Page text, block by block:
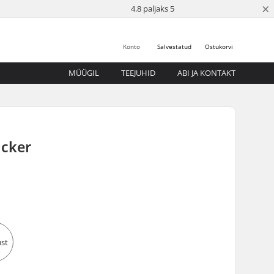
4.8 paljaks 5 ×
Ostukorvi
Salvestatud
Konto
MÜÜGIL TEEJUHID ABI JA KONTAKT